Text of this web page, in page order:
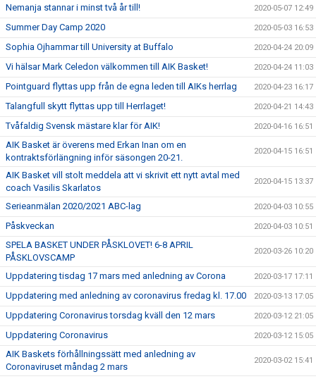
Nemanja stannar i minst två år till! 2020-05-07 12:49
Summer Day Camp 2020 2020-05-03 16:53
Sophia Ojhammar till University at Buffalo 2020-04-24 20:09
Vi hälsar Mark Celedon välkommen till AIK Basket! 2020-04-24 11:03
Pointguard flyttas upp från de egna leden till AIKs herrlag 2020-04-23 16:17
Talangfull skytt flyttas upp till Herrlaget! 2020-04-21 14:43
Tvåfaldig Svensk mästare klar för AIK! 2020-04-16 16:51
AIK Basket är överens med Erkan Inan om en
kontraktsförlängning inför säsongen 20-21.
2020-04-15 16:51
AIK Basket vill stolt meddela att vi skrivit ett nytt avtal med
coach Vasilis Skarlatos
2020-04-15 13:37
Serieanmälan 2020/2021 ABC-lag 2020-04-03 10:55
Påskveckan 2020-04-03 10:51
SPELA BASKET UNDER PÅSKLOVET! 6-8 APRIL
PÅSKLOVSCAMP
2020-03-26 10:20
Uppdatering tisdag 17 mars med anledning av Corona 2020-03-17 17:11
Uppdatering med anledning av coronavirus fredag kl. 17.00 2020-03-13 17:05
Uppdatering Coronavirus torsdag kväll den 12 mars 2020-03-12 21:05
Uppdatering Coronavirus 2020-03-12 15:05
AIK Baskets förhållningssätt med anledning av
Coronaviruset måndag 2 mars
2020-03-02 15:41